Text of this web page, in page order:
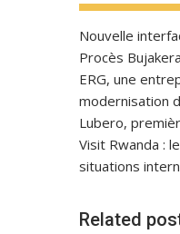
Nouvelle
Procès
ERG, une
modernisation
Lubero,
Visit Rwanda :
situations
Related